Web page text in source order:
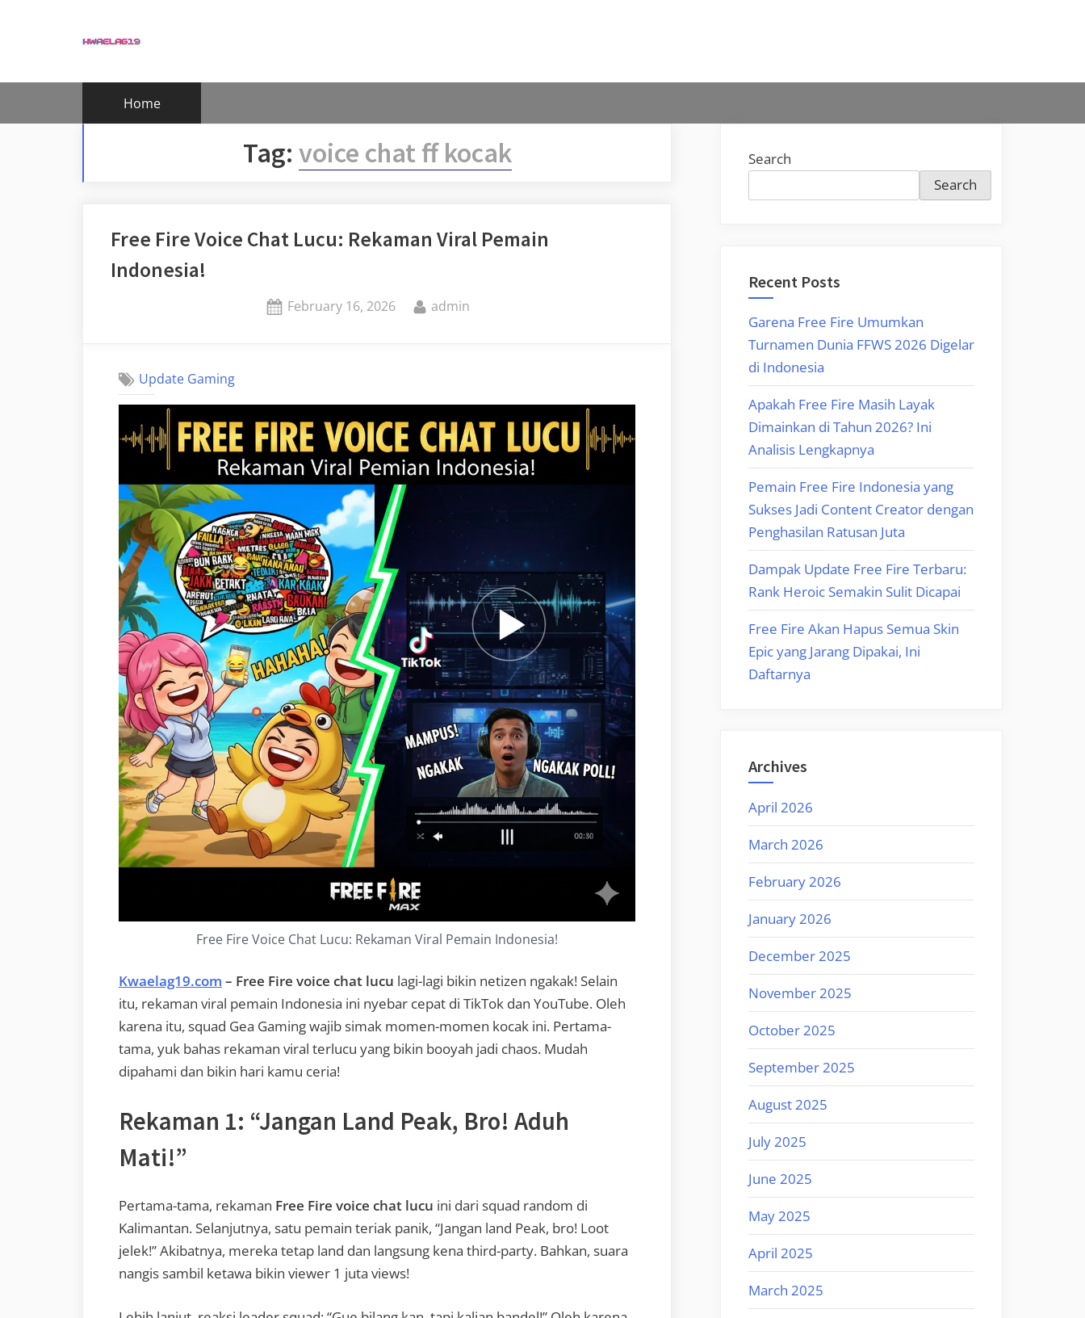
Home
Tag: voice chat ff kocak
Free Fire Voice Chat Lucu: Rekaman Viral Pemain
Indonesia!
Posted
February 16, 2026 By
admin
Update Gaming
Free Fire Voice Chat Lucu: Rekaman Viral Pemain Indonesia!
Kwaelag19.com – Free Fire voice chat lucu lagi-lagi bikin netizen ngakak! Selain
itu, rekaman viral pemain Indonesia ini nyebar cepat di TikTok dan YouTube. Oleh
karena itu, squad Gea Gaming wajib simak momen-momen kocak ini. Pertama-
tama, yuk bahas rekaman viral terlucu yang bikin booyah jadi chaos. Mudah
dipahami dan bikin hari kamu ceria!
Rekaman 1: “Jangan Land Peak, Bro! Aduh
Mati!”
Pertama-tama, rekaman Free Fire voice chat lucu ini dari squad random di
Kalimantan. Selanjutnya, satu pemain teriak panik, “Jangan land Peak, bro! Loot
jelek!” Akibatnya, mereka tetap land dan langsung kena third-party. Bahkan, suara
nangis sambil ketawa bikin viewer 1 juta views!
Search
Search
Recent Posts
Garena Free Fire Umumkan
Turnamen Dunia FFWS 2026 Digelar
di Indonesia
Apakah Free Fire Masih Layak
Dimainkan di Tahun 2026? Ini
Analisis Lengkapnya
Pemain Free Fire Indonesia yang
Sukses Jadi Content Creator dengan
Penghasilan Ratusan Juta
Dampak Update Free Fire Terbaru:
Rank Heroic Semakin Sulit Dicapai
Free Fire Akan Hapus Semua Skin
Epic yang Jarang Dipakai, Ini
Daftarnya
Archives
April 2026
March 2026
February 2026
January 2026
December 2025
November 2025
October 2025
September 2025
August 2025
July 2025
June 2025
May 2025
April 2025
March 2025